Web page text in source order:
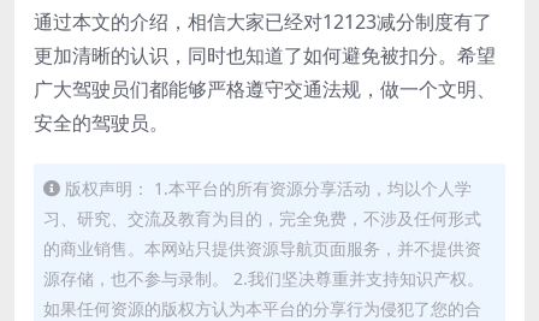
通过本文的介绍，相信大家已经对12123减分制度有了
更加清晰的认识，同时也知道了如何避免被扣分。希望
广大驾驶员们都能够严格遵守交通法规，做一个文明、
安全的驾驶员。
版权声明： 1.本平台的所有资源分享活动，均以个人学
习、研究、交流及教育为目的，完全免费，不涉及任何形式
的商业销售。本网站只提供资源导航页面服务，并不提供资
源存储，也不参与录制。 2.我们坚决尊重并支持知识产权。
如果任何资源的版权方认为本平台的分享行为侵犯了您的合